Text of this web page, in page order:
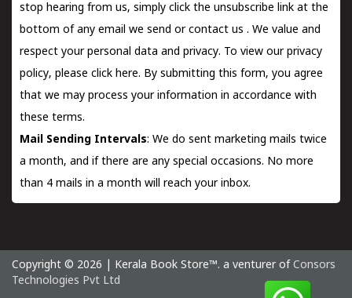
stop hearing from us, simply click the unsubscribe link at the
bottom of any email we send orcontact us . We value and
respect your personal data and privacy. To view our privacy
policy, please click here. By submitting this form, you agree
that we may process your information in accordance with
these terms.
Mail Sending Intervals: We do sent marketing mails twice
a month, and if there are any special occasions. No more
than 4 mails in a month will reach your inbox.
Copyright © 2026 | Kerala Book Store™. a venturer of Consors
Technologies Pvt Ltd